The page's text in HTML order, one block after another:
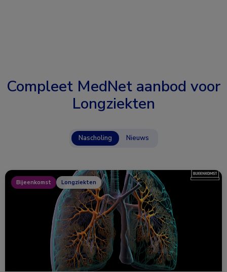
Compleet MedNet aanbod voor
Longziekten
Nascholing Nieuws
Bijeenkomst Longziekten